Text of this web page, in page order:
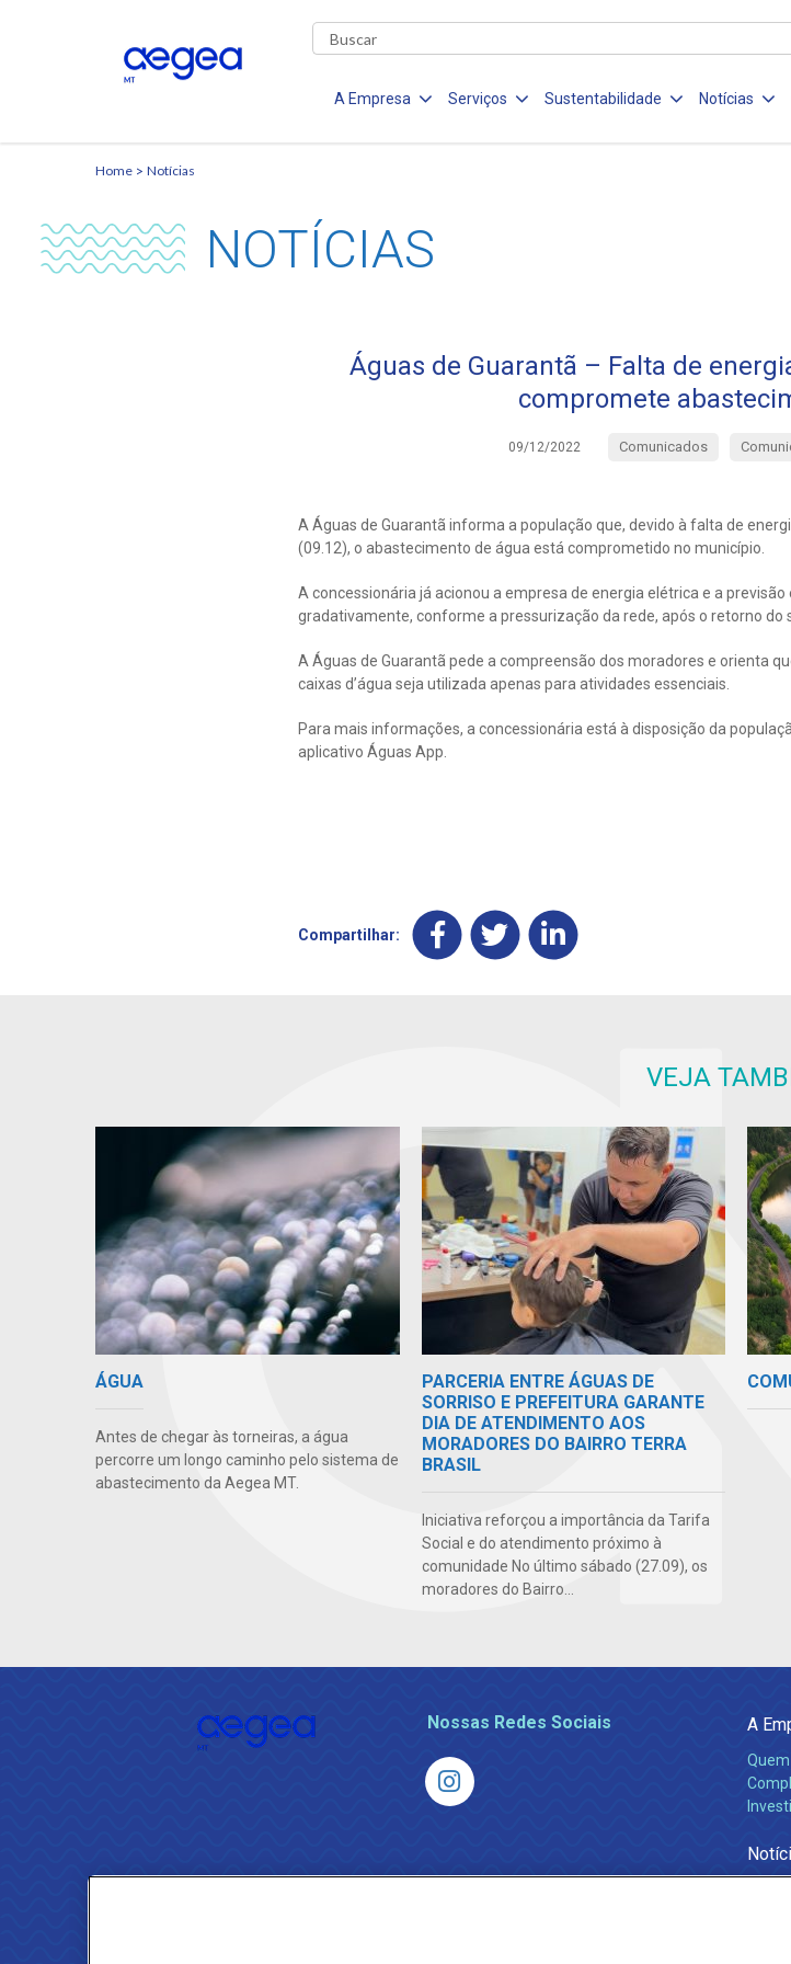
A Empresa Serviços Sustentabilidade Notícias
Home Notícias
NOTÍCIAS
Águas de Guarantã – Falta de
compromete
09/12/2022 Comunicados
A Águas de Guarantã informa a população que, devido à falta de
(09.12), o abastecimento de água está comprometido no município.
A concessionária já acionou a empresa de energia elétrica e a
gradativamente, conforme a pressurização da rede, após o retorno do
A Águas de Guarantã pede a compreensão dos moradores e orienta
caixas d’água seja utilizada apenas para atividades essenciais.
Para mais informações, a concessionária está à disposição da
aplicativo Águas App.
Compartilhar:
VEJA
ÁGUA
Antes de chegar às torneiras, a água
percorre um longo caminho pelo sistema de
abastecimento da Aegea MT.
PARCERIA ENTRE ÁGUAS DE
SORRISO E PREFEITURA GARANTE
DIA DE ATENDIMENTO AOS
MORADORES DO BAIRRO TERRA
BRASIL
Iniciativa reforçou a importância da Tarifa
Social e do atendimento próximo à
comunidade No último sábado (27.09), os
moradores do Bairro...
Nossas Redes Sociais A